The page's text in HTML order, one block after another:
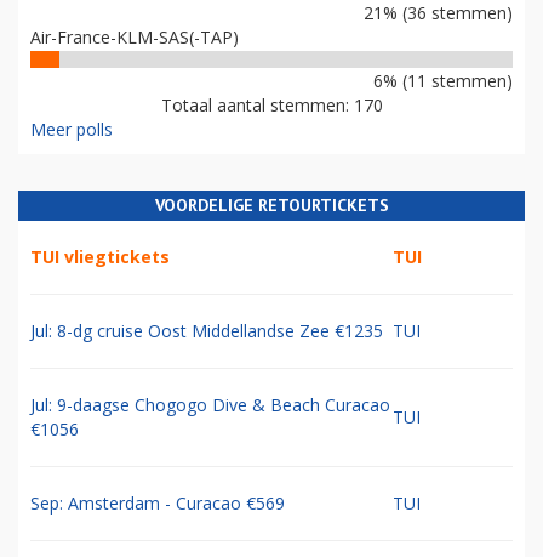
21% (36 stemmen)
Air-France-KLM-SAS(-TAP)
6% (11 stemmen)
Totaal aantal stemmen: 170
Meer polls
VOORDELIGE RETOURTICKETS
TUI vliegtickets TUI
Jul: 8-dg cruise Oost Middellandse Zee €1235 TUI
Jul: 9-daagse Chogogo Dive & Beach Curacao
€1056
TUI
Sep: Amsterdam - Curacao €569 TUI